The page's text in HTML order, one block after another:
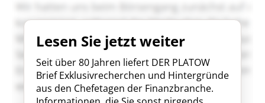
Lesen Sie jetzt weiter
Seit über 80 Jahren liefert DER PLATOW
Brief Exklusivrecherchen und Hintergründe
aus den Chefetagen der Finanzbranche.